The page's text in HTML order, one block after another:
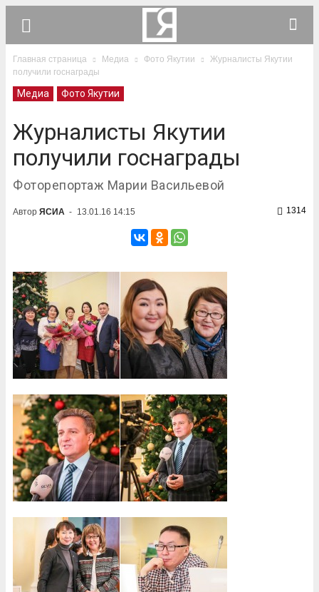
Главная страница Медиа Фото Якутии
Журналисты Якутии
получили госнаграды
Медиа Фото Якутии
Журналисты Якутии
получили госнаграды
Фоторепортаж Марии Васильевой
Автор ЯСИА - 13.01.16 14:15 1314